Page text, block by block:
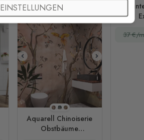
Stil 1
Stil 2
Stil 3
Aquarell Chinoiserie
Obstbäume
37 €/
EINSTELLUNGEN